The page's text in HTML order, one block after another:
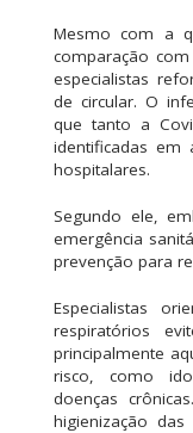
Mesmo com a
comparação
especialistas
de circular. O
que tanto a
identificadas em
hospitalares.
Segundo ele,
emergência
prevenção para
Especialistas
respiratórios
principalmente
risco, como
doenças
higienização